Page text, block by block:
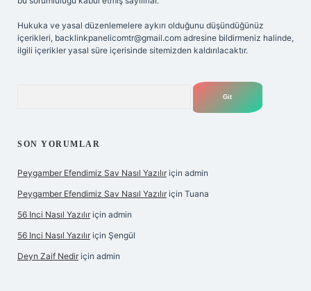
Hukuka ve yasal düzenlemelere aykırı olduğunu düşündüğünüz
içerikleri, backlinkpanelicomtr@gmail.com adresine bildirmeniz halinde,
ilgili içerikler yasal süre içerisinde sitemizden kaldırılacaktır.
SON YORUMLAR
Peygamber Efendimiz Sav Nasıl Yazılır için admin
Peygamber Efendimiz Sav Nasıl Yazılır için Tuana
56 Inci Nasıl Yazılır için admin
56 Inci Nasıl Yazılır için Şengül
Deyn Zaif Nedir için admin